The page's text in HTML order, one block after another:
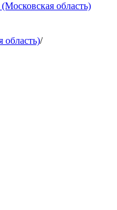
область)
область)/